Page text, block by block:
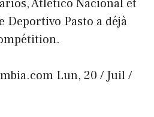
Atlético Nacional et
Deportivo Pasto a déjà
Lun, 20 / Juil /